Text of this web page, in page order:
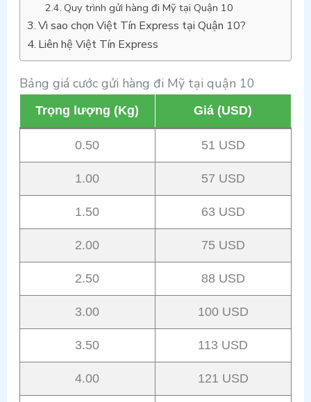
Quy trình gửi hàng đi Mỹ tại Quận 10
Vì sao chọn Việt Tín Express tại Quận 10?
Liên hệ Việt Tín Express
Bảng giá cước gửi hàng đi Mỹ tại quận 10
Trọng lượng (Kg) Giá (USD)
0.50 51 USD
1.00 57 USD
1.50 63 USD
2.00 75 USD
2.50 88 USD
3.00 100 USD
3.50 113 USD
4.00 121 USD